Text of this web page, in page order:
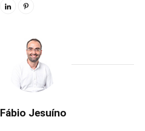
Fábio Jesuíno